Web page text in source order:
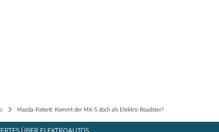
Mazda-Patent: Kommt der MX-5 doch als Elektro-Roadster?
ÜBER ELEKTROAUTOS